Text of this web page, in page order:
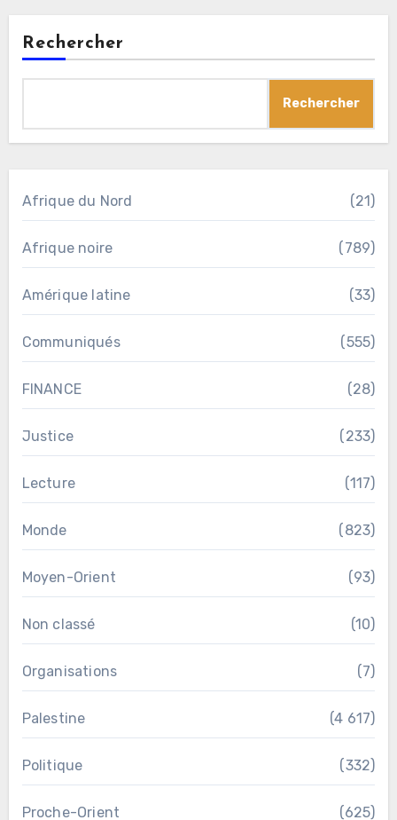
Rechercher
Rechercher
Afrique du Nord (21)
Afrique noire (789)
Amérique latine (33)
Communiqués (555)
FINANCE (28)
Justice (233)
Lecture (117)
Monde (823)
Moyen-Orient (93)
Non classé (10)
Organisations (7)
Palestine (4 617)
Politique (332)
Proche-Orient (625)